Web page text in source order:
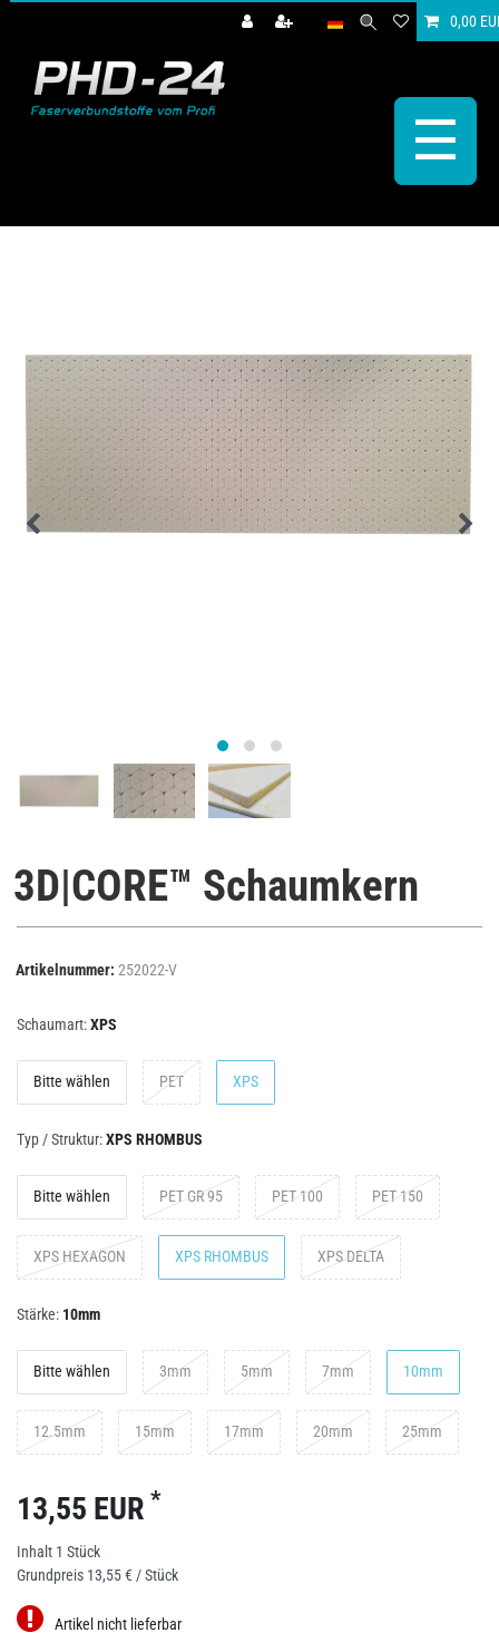
0,00
☰
3D|CORE™ Schaumkern
Artikelnummer: 252022-V
Schaumart:XPS
Bitte wählen PET XPS
Typ / Struktur:XPS RHOMBUS
Bitte wählen PET GR 95 PET 100 PET 150
XPS HEXAGON XPS RHOMBUS XPS DELTA
Stärke: 10mm
Bitte wählen 3mm 5mm 7mm 10mm
12.5mm 15mm 17mm 20mm 25mm
13,55 EUR *
Inhalt 1 Stück
Grundpreis 13,55 € / Stück
Artikel nicht lieferbar